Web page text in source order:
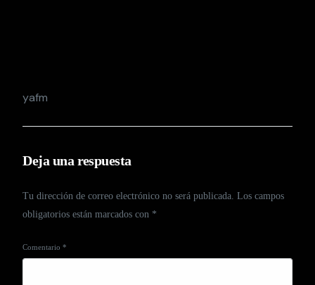
yafm
Deja una respuesta
Tu dirección de correo electrónico no será publicada. Los campos
obligatorios están marcados con *
Comentario*